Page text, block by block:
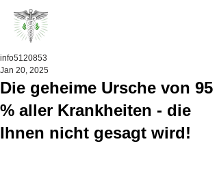
Die geheime Ursche von 95
% aller Krankheiten - die
Ihnen nicht gesagt wird!
info5120853
Jan 20, 2025